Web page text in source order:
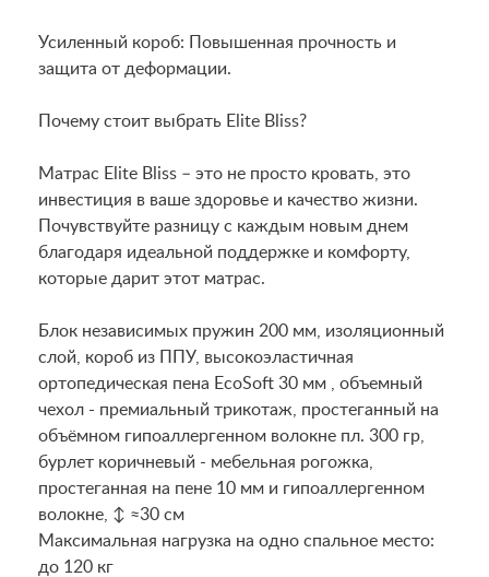
Усиленный короб: Повышенная прочность и
защита от деформации.
Почему стоит выбрать Elite Bliss?
Матрас Elite Bliss – это не просто кровать, это
инвестиция в ваше здоровье и качество жизни.
Почувствуйте разницу с каждым новым днем
благодаря идеальной поддержке и комфорту,
которые дарит этот матрас.
Блок независимых пружин 200 мм, изоляционный
слой, короб из ППУ, высокоэластичная
ортопедическая пена EcoSoft 30 мм , объемный
чехол - премиальный трикотаж, простеганный на
объёмном гипоаллергенном волокне пл. 300 гр,
бурлет коричневый - мебельная рогожка,
простеганная на пене 10 мм и гипоаллергенном
волокне, ↕ ≈30 см
Maксимальная нагрузка на одно спальное место:
до 120 кг